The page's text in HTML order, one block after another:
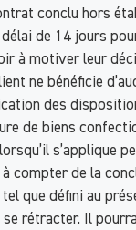
conclu hors
délai de 14 jours
à motiver leur
ne bénéficie
des
de biens
s’applique
compter de la
que défini au
rétracter. Il